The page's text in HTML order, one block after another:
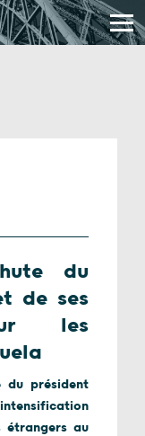
du
de ses
les
du président
intensification
étrangers au